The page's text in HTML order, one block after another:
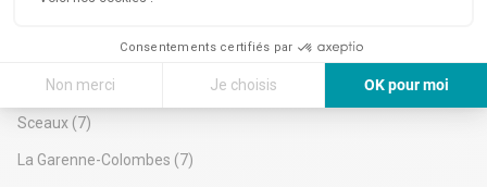
Consentements certifiés par
Non merci Je choisis
OK pour moi
Axeptio consent
Plateforme de Gestion du Consentement : Personnalisez vos Options
Notre plateforme vous permet d'adapter et de gérer vos paramètres
Robinson.
minutes à pied et gare à 15 minutes.
Votre partenaire pour l'achat, la location et la vente de biens
professionnels.
Contrôle d'accès
Alarme
Meudon (10)
Sceaux (7)
La Garenne-Colombes (7)